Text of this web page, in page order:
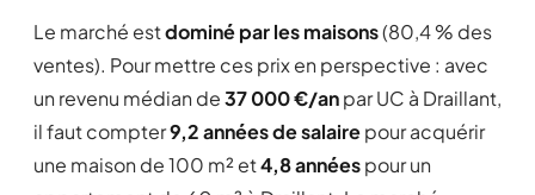
Le marché estdominé par les maisons(80,4 % des
ventes). Pour mettre ces prix en perspective : avec
un revenu médian de37 000 €/anpar UC à Draillant,
il faut compter9,2 années de salairepour acquérir
une maison de 100 m² et4,8 annéespour un